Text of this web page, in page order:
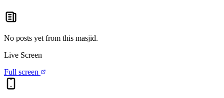
No posts yet from this masjid.
Live Screen
Full screen